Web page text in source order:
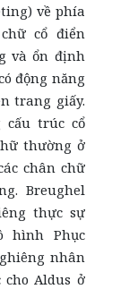
về phía
cổ điển
và ổn định
động năng
trang giấy.
cấu trúc cổ
thường ở
chân chữ
Breughel
thực sự
hình Phục
nhân
Aldus ở